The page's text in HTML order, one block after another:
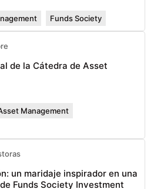
Funds Society
de la Cátedra de Asset
Management
un maridaje inspirador en una
Funds Society Investment